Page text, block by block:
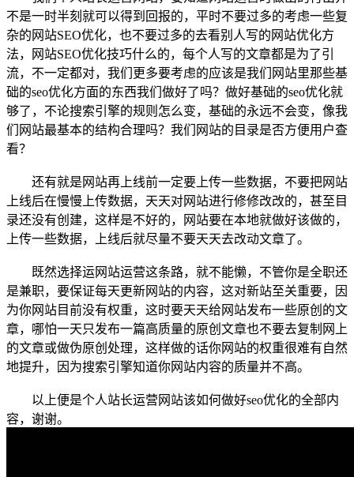
不是一时半刻就可以得到回报的，平时不要过多的考虑一些复
杂的网站SEO优化，也不要过多的去看别人写的网站优化方
法，网站SEO优化技巧什么的，每个人写的文章都是为了引
流，不一定都对，我们更多要考虑的应该是我们网站里那些基
础的seo优化方面的东西我们做好了吗？做好基础的seo优化就
够了，不论搜索引擎的规则怎么变，基础的永远不会变，像我
们网站最基本的结构合理吗？我们网站的目录是否方便用户查
看？
还有就是网站再上线前一定要上传一些数据，不要把网站
上线后在慢慢上传数据，天天对网站进行修修改改的，甚至目
录还没有创建，这样是不好的，网站要在本地就做好该做的，
上传一些数据，上线后就尽量不要天天去改动文章了。
既然选择运网站运营这条路，就不能懒，不管你是全职还
是兼职，要保证每天更新网站的内容，这对新站至关重要，因
为你网站目前没有权重，这时要天天给网站发布一些原创的文
章，哪怕一天只发布一篇高质量的原创文章也不要去复制网上
的文章或做伪原创处理，这样做的话你网站的权重很难有自然
地提升，因为搜索引擎知道你网站内容的质量并不高。
以上便是个人站长运营网站该如何做好seo优化的全部内
容，谢谢。